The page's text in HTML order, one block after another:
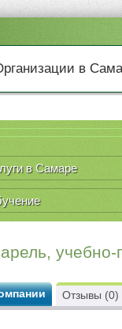
в
в Самаре
Отзывы (0)